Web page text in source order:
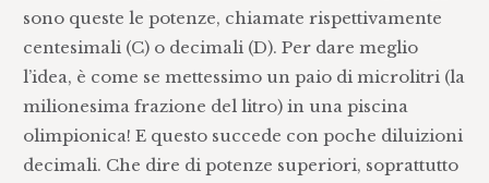
sono queste le potenze, chiamate rispettivamente
centesimali (C) o decimali (D). Per dare meglio
l’idea, è come se mettessimo un paio di microlitri (la
milionesima frazione del litro) in una piscina
olimpionica! E questo succede con poche diluizioni
decimali. Che dire di potenze superiori, soprattutto